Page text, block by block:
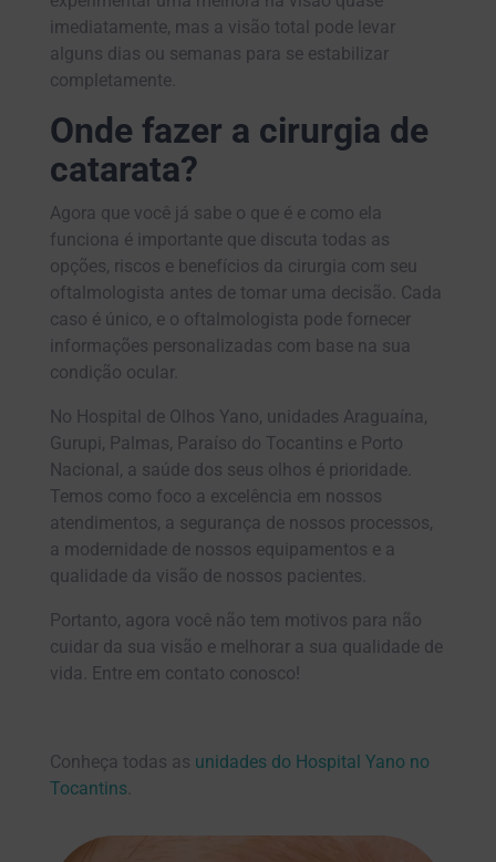
imediatamente, mas a visão total pode levar
alguns dias ou semanas para se estabilizar
completamente.
Onde fazer a cirurgia de
catarata?
Agora que você já sabe o que é e como ela
funciona é importante que discuta todas as
opções, riscos e benefícios da cirurgia com seu
oftalmologista antes de tomar uma decisão. Cada
caso é único, e o oftalmologista pode fornecer
informações personalizadas com base na sua
condição ocular.
No Hospital de Olhos Yano, unidades Araguaína,
Gurupi, Palmas, Paraíso do Tocantins e Porto
Nacional, a saúde dos seus olhos é prioridade.
Temos como foco a excelência em nossos
atendimentos, a segurança de nossos processos,
a modernidade de nossos equipamentos e a
qualidade da visão de nossos pacientes.
Portanto, agora você não tem motivos para não
cuidar da sua visão e melhorar a sua qualidade de
vida. Entre em contato conosco!
Conheça todas as unidades do Hospital Yano no
Tocantins.